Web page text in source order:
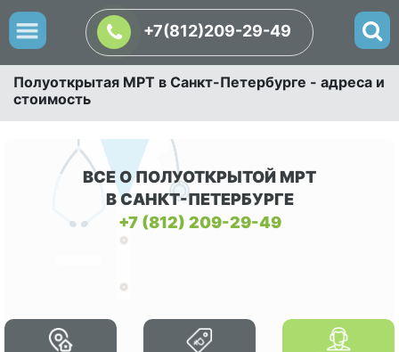
+7(812)209-29-49
Полуоткрытая МРТ в Санкт-Петербурге - адреса и
стоимость
ВСЕ О ПОЛУОТКРЫТОЙ МРТ
В САНКТ-ПЕТЕРБУРГЕ
+7 (812) 209-29-49